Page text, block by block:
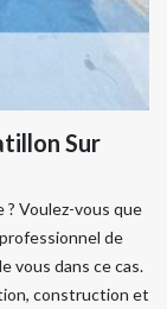
Sur
Voulez-vous que
de
vous dans ce cas.
construction et